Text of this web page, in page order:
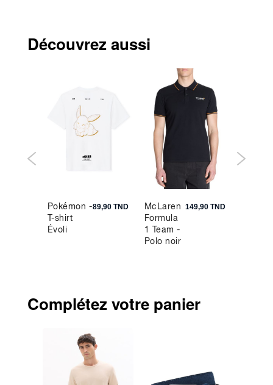
Découvrez aussi
Pokémon -
T-shirt
Évoli
89,90 TND
McLaren
Formula
1 Team -
Polo noir
149,90 TND
Complétez votre panier